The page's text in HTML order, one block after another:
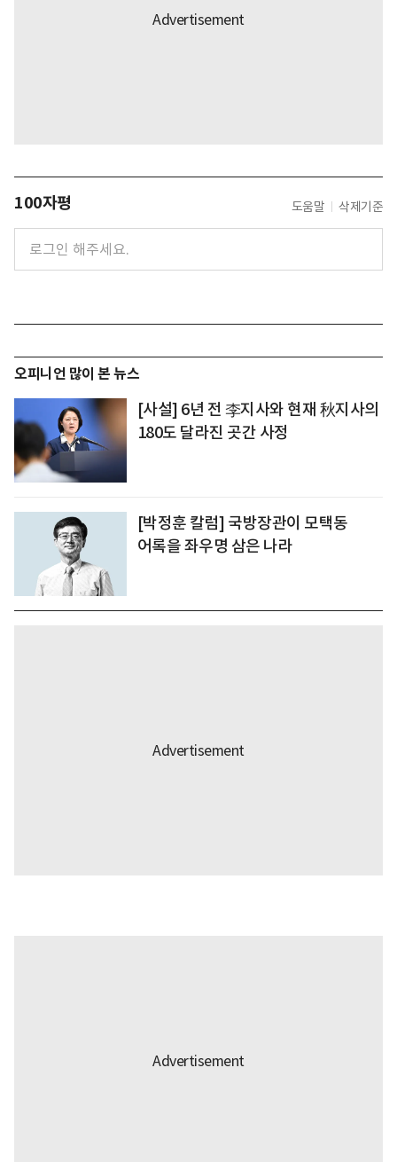
100자평 도움말 삭제기준
오피니언 많이 본 뉴스
[사설] 6년 전 李지사와 현재 秋지사의
180도 달라진 곳간 사정
[박정훈 칼럼] 국방장관이 모택동
어록을 좌우명 삼은 나라